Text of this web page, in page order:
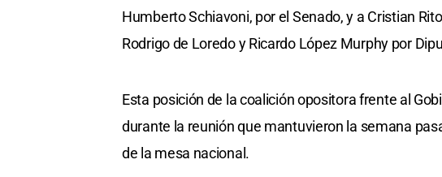
Humberto Schiavoni, por el Senado, y a Cristian
Rodrigo de Loredo y Ricardo López Murphy por
Esta posición de la coalición opositora frente al
durante la reunión que mantuvieron la semana
de la mesa nacional.